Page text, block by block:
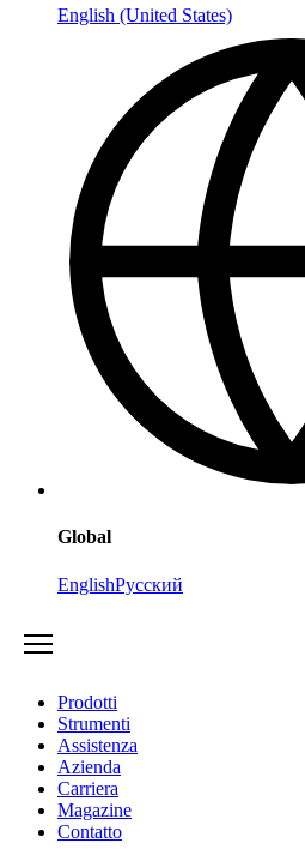
English (United States)
Global
EnglishРусский
Prodotti
Strumenti
Assistenza
Azienda
Carriera
Magazine
Contatto